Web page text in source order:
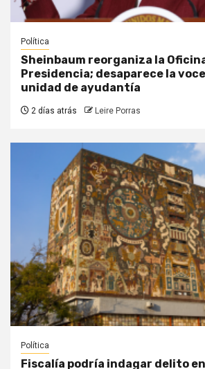
Política
Sheinbaum reorganiza la
Presidencia; desaparece la
unidad de ayudantía
2 días atrás Leire Porras
Política
Fiscalía podría indagar delito